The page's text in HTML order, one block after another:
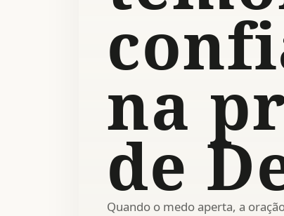
na
de
Quando o medo aperta, a